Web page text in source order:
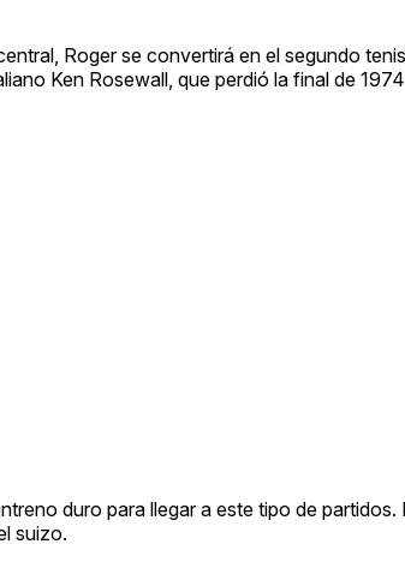
Roger se convertirá en el segundo
Ken Rosewall, que perdió la final de
duro para llegar a este tipo de
suizo.